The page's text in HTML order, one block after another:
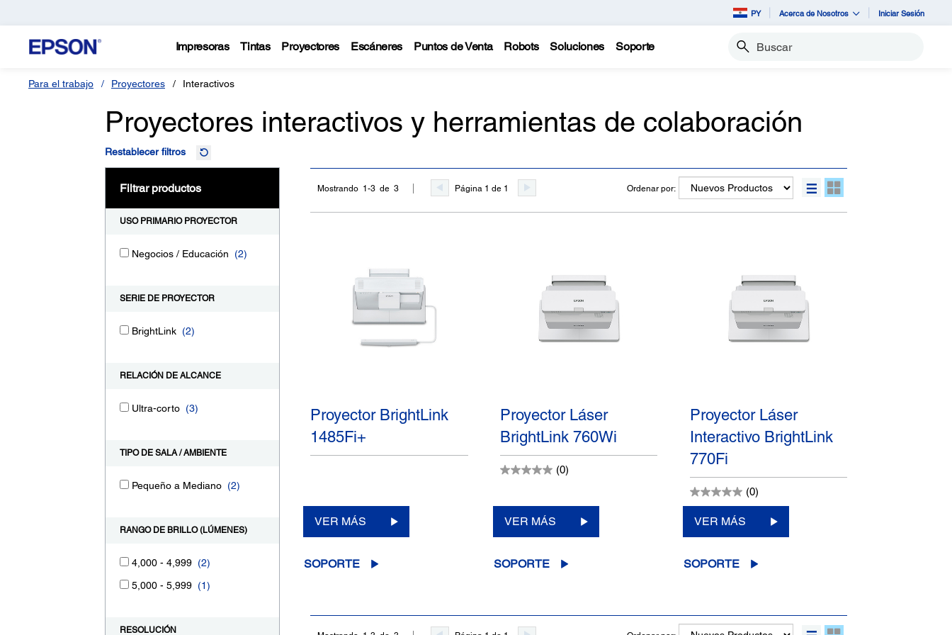
PY Acerca de Nosotros Iniciar Sesión
Impresoras Tintas Proyectores Escáneres Puntos de Venta Robots Soluciones Soporte Buscar
Para el trabajo Proyectores Interactivos
Proyectores interactivos y herramientas de colaboración
Restablecer filtros
Filtrar productos
USO PRIMARIO PROYECTOR
Negocios / Educación (2)
SERIE DE PROYECTOR
BrightLink (2)
RELACIÓN DE ALCANCE
Ultra-corto (3)
TIPO DE SALA / AMBIENTE
Pequeño a Mediano (2)
RANGO DE BRILLO (LÚMENES)
4,000 - 4,999 (2)
5,000 - 5,999 (1)
RESOLUCIÓN
Mostrando 1-3 de 3 Página 1 de 1 Ordenar por:
Proyector BrightLink
1485Fi+
VER MÁS
SOPORTE
Proyector Láser
BrightLink 760Wi
(0)
VER MÁS
SOPORTE
Proyector Láser
Interactivo BrightLink
770Fi
(0)
VER MÁS
SOPORTE